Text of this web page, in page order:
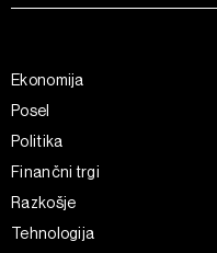
Ekonomija
Posel
Politika
Finančni trgi
Razkošje
Tehnologija